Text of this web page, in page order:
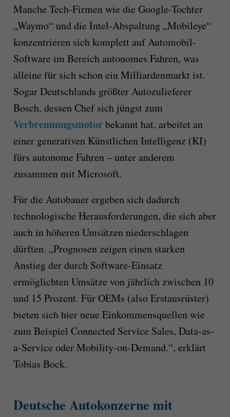
Manche Tech-Firmen wie die Google-Tochter
„Waymo“ und die Intel-Abspaltung „Mobileye“
konzentrieren sich komplett auf Automobil-
Software im Bereich autonomes Fahren, was
alleine für sich schon ein Milliardenmarkt ist.
Sogar Deutschlands größter Autozulieferer
Bosch, dessen Chef sich jüngst zum
Verbrennungsmotorbekannt hat, arbeitet an
einer generativen Künstlichen Intelligenz (KI)
fürs autonome Fahren – unter anderem
zusammen mit Microsoft.
Für die Autobauer ergeben sich dadurch
technologische Herausforderungen, die sich aber
auch in höheren Umsätzen niederschlagen
dürften. „Prognosen zeigen einen starken
Anstieg der durch Software-Einsatz
ermöglichten Umsätze von jährlich zwischen 10
und 15 Prozent. Für OEMs (also Erstausrüster)
bieten sich hier neue Einkommensquellen wie
zum Beispiel Connected Service Sales, Data-as-
a-Service oder Mobility-on-Demand.“, erklärt
Tobias Bock.
Deutsche Autokonzerne mit